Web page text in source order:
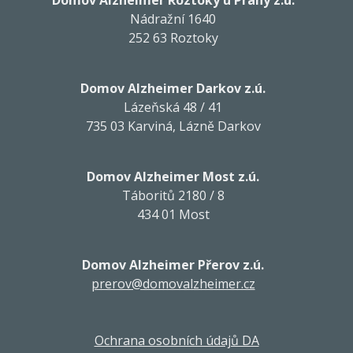
Nádražní 1640
252 63 Roztoky
Domov Alzheimer Darkov z.ú.
Lázeňská 48 / 41
735 03 Karviná, Lázně Darkov
Domov Alzheimer Most z.ú.
Táboritů 2180 / 8
434 01 Most
Domov Alzheimer Přerov z.ú.
prerov@domovalzheimer.cz
Ochrana osobních údajů DA